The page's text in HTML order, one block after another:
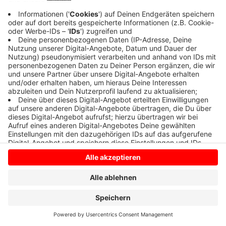
Anzeige
Anzeige
Anzeige